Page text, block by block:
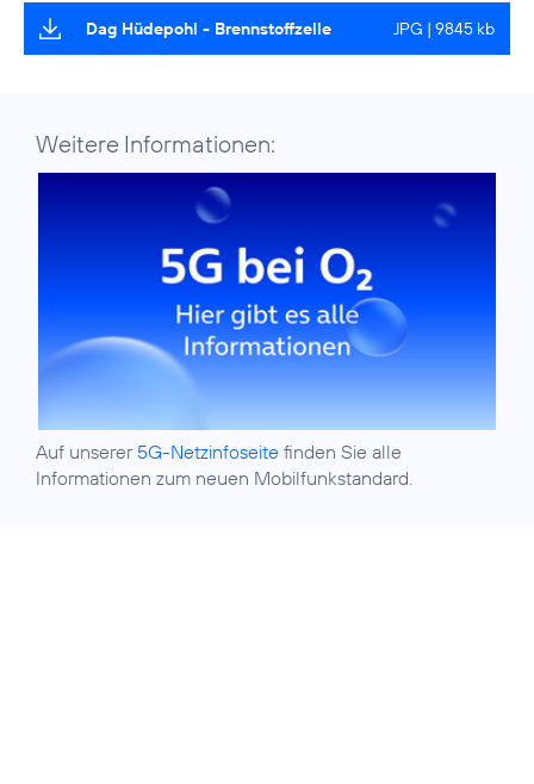
Dag Hüdepohl - Brennstoffzelle JPG | 9845 kb
Weitere Informationen:
Auf unserer 5G-Netzinfoseite finden Sie alle
Informationen zum neuen Mobilfunkstandard.